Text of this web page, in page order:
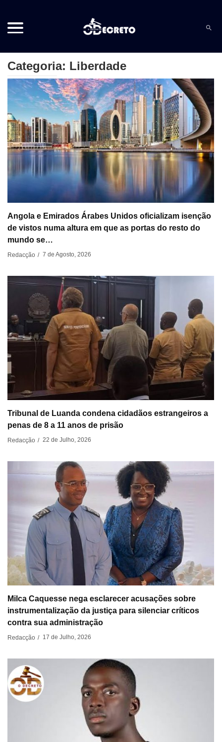
Categoria: Liberdade
Angola e Emirados Árabes Unidos oficializam isenção
de vistos numa altura em que as portas do resto do
mundo se…
Redacção / 7 de Agosto, 2026
Tribunal de Luanda condena cidadãos estrangeiros a
penas de 8 a 11 anos de prisão
Redacção / 22 de Julho, 2026
Milca Caquesse nega esclarecer acusações sobre
instrumentalização da justiça para silenciar críticos
contra sua administração
Redacção / 17 de Julho, 2026